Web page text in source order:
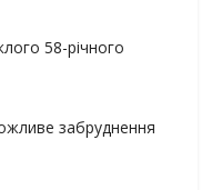
58-річного
забруднення